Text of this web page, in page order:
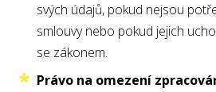
svých údajů, pokud nejsou
smlouvy nebo pokud jejich
se zákonem.
Právo na omezení